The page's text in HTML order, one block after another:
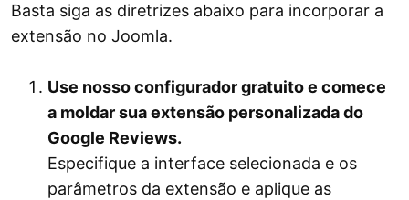
Basta siga as diretrizes abaixo para incorporar a
extensão no Joomla.
Use nosso configurador gratuito e comece
a moldar sua extensão personalizada do
Google Reviews.
Especifique a interface selecionada e os
parâmetros da extensão e aplique as